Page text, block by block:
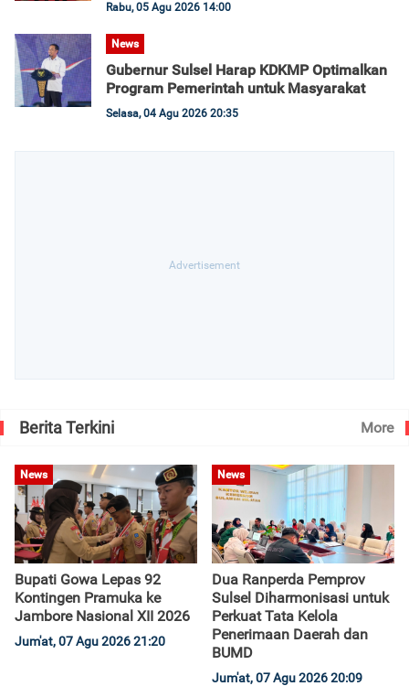
Rabu, 05 Agu 2026 14:00
News
Gubernur Sulsel Harap KDKMP Optimalkan
Program Pemerintah untuk Masyarakat
Selasa, 04 Agu 2026 20:35
Berita Terkini More
News
Bupati Gowa Lepas 92
Kontingen Pramuka ke
Jambore Nasional XII 2026
Jum'at, 07 Agu 2026 21:20
News
Dua Ranperda Pemprov
Sulsel Diharmonisasi untuk
Perkuat Tata Kelola
Penerimaan Daerah dan
BUMD
Jum'at, 07 Agu 2026 20:09